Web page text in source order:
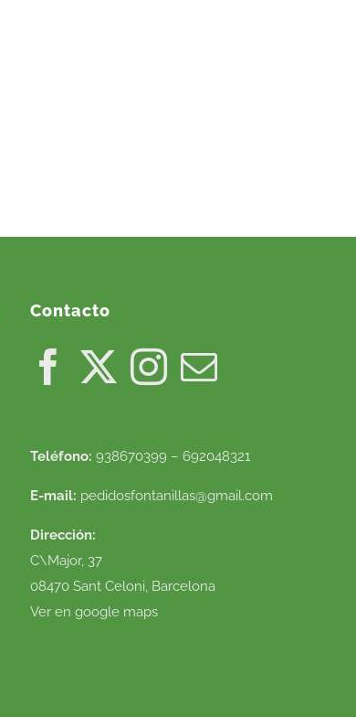
Contacto
Teléfono: 938670399 – 692048321
E-mail: pedidosfontanillas@gmail.com
Dirección:
C\Major, 37
08470 Sant Celoni, Barcelona
Ver en google maps